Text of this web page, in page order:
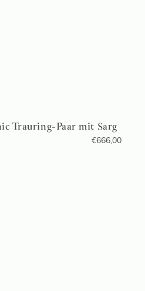
Trauring-Paar mit Sarg
€666,00